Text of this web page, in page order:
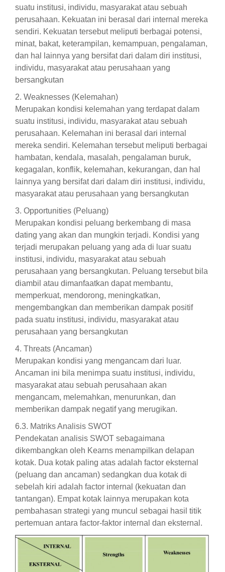
suatu institusi, individu, masyarakat atau sebuah
perusahaan. Kekuatan ini berasal dari internal mereka
sendiri. Kekuatan tersebut meliputi berbagai potensi,
minat, bakat, keterampilan, kemampuan, pengalaman,
dan hal lainnya yang bersifat dari dalam diri institusi,
individu, masyarakat atau perusahaan yang
bersangkutan
2. Weaknesses (Kelemahan)
Merupakan kondisi kelemahan yang terdapat dalam
suatu institusi, individu, masyarakat atau sebuah
perusahaan. Kelemahan ini berasal dari internal
mereka sendiri. Kelemahan tersebut meliputi berbagai
hambatan, kendala, masalah, pengalaman buruk,
kegagalan, konflik, kelemahan, kekurangan, dan hal
lainnya yang bersifat dari dalam diri institusi, individu,
masyarakat atau perusahaan yang bersangkutan
3. Opportunities (Peluang)
Merupakan kondisi peluang berkembang di masa
dating yang akan dan mungkin terjadi. Kondisi yang
terjadi merupakan peluang yang ada di luar suatu
institusi, individu, masyarakat atau sebuah
perusahaan yang bersangkutan. Peluang tersebut bila
diambil atau dimanfaatkan dapat membantu,
memperkuat, mendorong, meningkatkan,
mengembangkan dan memberikan dampak positif
pada suatu institusi, individu, masyarakat atau
perusahaan yang bersangkutan
4. Threats (Ancaman)
Merupakan kondisi yang mengancam dari luar.
Ancaman ini bila menimpa suatu institusi, individu,
masyarakat atau sebuah perusahaan akan
mengancam, melemahkan, menurunkan, dan
memberikan dampak negatif yang merugikan.
6.3. Matriks Analisis SWOT
Pendekatan analisis SWOT sebagaimana
dikembangkan oleh Kearns menampilkan delapan
kotak. Dua kotak paling atas adalah factor eksternal
(peluang dan ancaman) sedangkan dua kotak di
sebelah kiri adalah factor internal (kekuatan dan
tantangan). Empat kotak lainnya merupakan kota
pembahasan strategi yang muncul sebagai hasil titik
pertemuan antara factor-faktor internal dan eksternal.